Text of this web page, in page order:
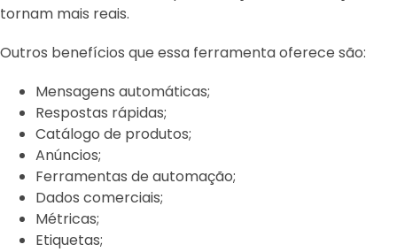
tornam mais reais.
Outros benefícios que essa ferramenta oferece são:
Mensagens automáticas;
Respostas rápidas;
Catálogo de produtos;
Anúncios;
Ferramentas de automação;
Dados comerciais;
Métricas;
Etiquetas;